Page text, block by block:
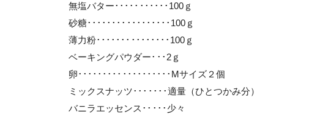
無塩バター･･･････････100ｇ
砂糖･････････････････100ｇ
薄力粉･･･････････････100ｇ
ベーキングパウダー･･･2ｇ
卵･･･････････････････Mサイズ２個
ミックスナッツ･･･････適量（ひとつかみ分）
バニラエッセンス･････少々